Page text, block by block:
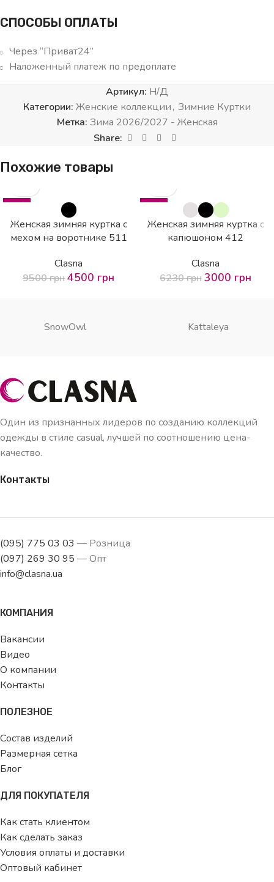
СПОСОБЫ ОПЛАТЫ
Через “Приват24”
Наложенный платеж по предоплате
Артикул: Н/Д
Категории: Женские коллекции, Зимние Куртки
Метка: Зима 2026/2027 - Женская
Share:
Похожие товары
-53%
Женская зимняя куртка с
мехом на воротнике 511
Clasna
9500грн4500 грн
-52%
Женская зимняя куртка с
капюшоном 412
Clasna
6230грн3000 грн
SnowOwl Kattaleya
Один из признанных лидеров по созданию коллекций
одежды в стиле casual, лучшей по соотношению цена-
качество.
Контакты
(095) 775 03 03 — Розница
(097) 269 30 95 — Опт
info@clasna.ua
КОМПАНИЯ
Вакансии
Видео
О компании
Контакты
ПОЛЕЗНОЕ
Состав изделий
Размерная сетка
Блог
ДЛЯ ПОКУПАТЕЛЯ
Как стать клиентом
Как сделать заказ
Условия оплаты и доставки
Оптовый кабинет